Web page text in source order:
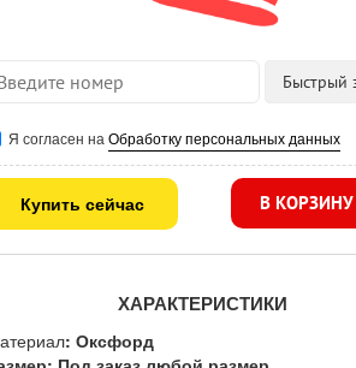
Я согласен на Обработку персональных данных
Купить сейчас В КОРЗИНУ
ХАРАКТЕРИСТИКИ
: Оксфорд